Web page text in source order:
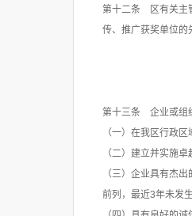
第十二条 区有关主
传、推广获奖单位的
第十三条 企业或组
（一）在我区行政
（二）建立并实施
（三）企业具有杰
前列，最近3年未发